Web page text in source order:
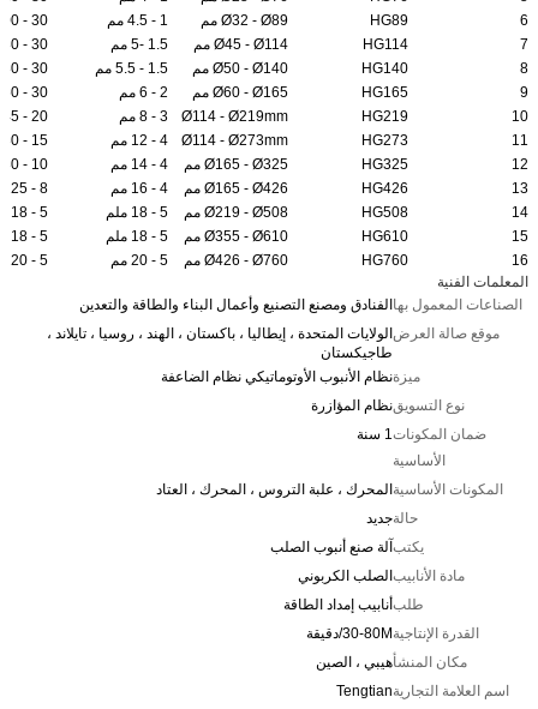
6
HG89 Ø32 - Ø89 مم 1 - 4.5 مم
30 - 100
7
HG114 Ø45 - Ø114 مم 1.5 -5 مم
30 - 80
8
HG140 Ø50 - Ø140 مم 1.5 - 5.5 مم
30 - 80
9
HG165 Ø60 - Ø165 مم 2 - 6 مم
30 - 60
10
HG219
Ø114 - Ø219mm 3 - 8 مم
20 - 45
11
HG273
Ø114 - Ø273mm 4 - 12 مم
15 - 30
12
HG325 Ø165 - Ø325 مم 4 - 14 مم
10 - 30
13
HG426 Ø165 - Ø426 مم 4 - 16 مم
8 - 25
14
HG508 Ø219 - Ø508 مم 5 - 18 ملم
5 - 18
15
HG610 Ø355 - Ø610 مم 5 - 18 ملم
5 - 18
16
HG760 Ø426 - Ø760 مم 5 - 20 مم
5 - 20
المعلمات الفنية
الصناعات المعمول بهاالفنادق ومصنع التصنيع وأعمال البناء والطاقة والتعدين
موقع صالة العرضالولايات المتحدة ، إيطاليا ، باكستان ، الهند ، روسيا ، تايلاند ،
طاجيكستان
ميزةنظام الأنبوب الأوتوماتيكي نظام الضاعفة
نوع التسويقنظام المؤازرة
ضمان المكونات
الأساسية
1 سنة
المكونات الأساسيةالمحرك ، علبة التروس ، المحرك ، العتاد
حالةجديد
يكتبآلة صنع أنبوب الصلب
مادة الأنابيبالصلب الكربوني
طلبأنابيب إمداد الطاقة
القدرة الإنتاجية30-80M/دقيقة
مكان المنشأهيبي ، الصين
اسم العلامة التجاريةTengtian